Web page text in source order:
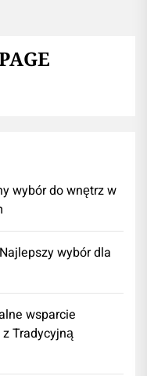
wybór do wnętrz w
wybór dla
wsparcie
Tradycyjną